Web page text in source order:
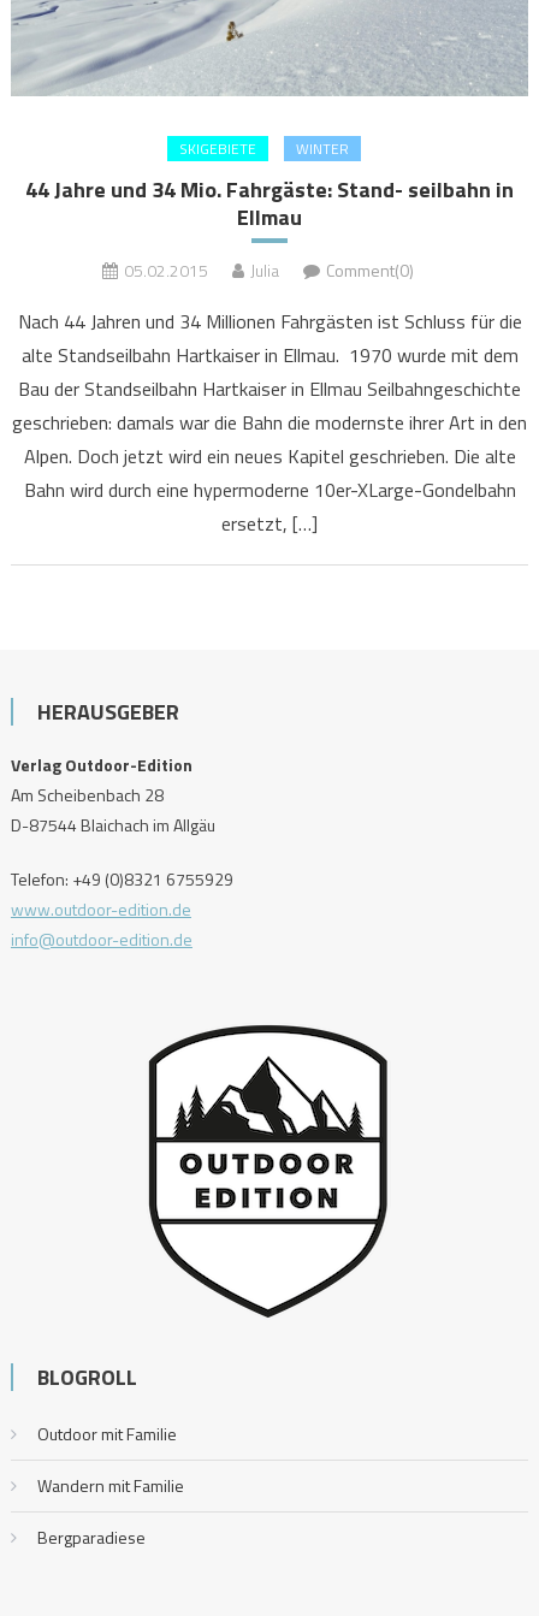
SKIGEBIETE WINTER
44 Jahre und 34 Mio. Fahrgäste: Stand- seilbahn in
Ellmau
05.02.2015 Julia Comment(0)
Nach 44 Jahren und 34 Millionen Fahrgästen ist Schluss für die
alte Standseilbahn Hartkaiser in Ellmau. 1970 wurde mit dem
Bau der Standseilbahn Hartkaiser in Ellmau Seilbahngeschichte
geschrieben: damals war die Bahn die modernste ihrer Art in den
Alpen. Doch jetzt wird ein neues Kapitel geschrieben. Die alte
Bahn wird durch eine hypermoderne 10er-XLarge-Gondelbahn
ersetzt, […]
HERAUSGEBER
Verlag Outdoor-Edition
Am Scheibenbach 28
D-87544 Blaichach im Allgäu
Telefon: +49 (0)8321 6755929
www.outdoor-edition.de
info@outdoor-edition.de
BLOGROLL
Outdoor mit Familie
Wandern mit Familie
Bergparadiese